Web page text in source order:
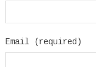
Email (required)